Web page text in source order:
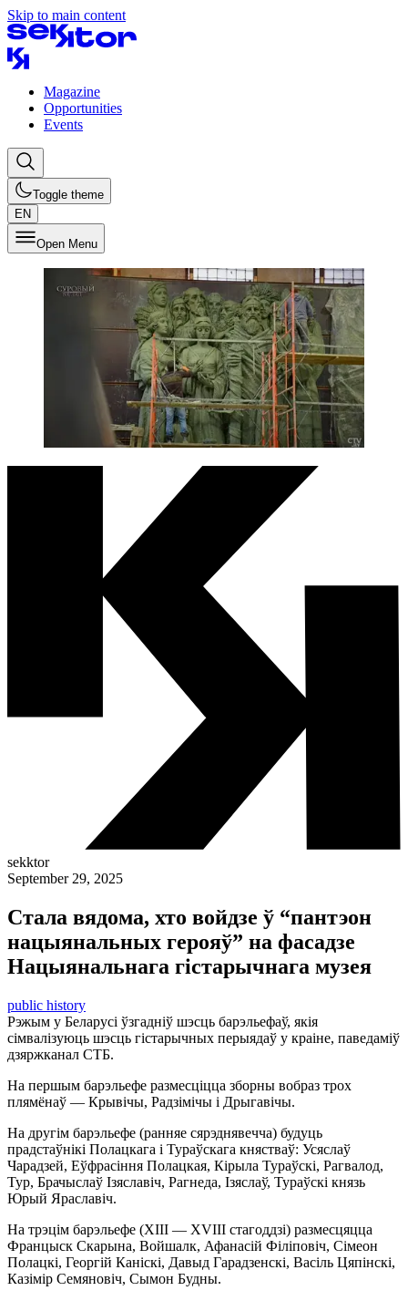
Skip to main content
Magazine
Opportunities
Events
Toggle theme
EN
Open Menu
sekktor
September 29, 2025
Стала вядома, хто войдзе ў “пантэон
нацыянальных герояў” на фасадзе
Нацыянальнага гістарычнага музея
public history
Рэжым у Беларусі ўзгадніў шэсць барэльефаў, якія
сімвалізуюць шэсць гістарычных перыядаў у краіне, паведаміў
дзяржканал СТБ.
На першым барэльефе размесціцца зборны вобраз трох
плямёнаў — Крывічы, Радзімічы і Дрыгавічы.
На другім барэльефе (ранняе сярэднявечча) будуць
прадстаўнікі Полацкага і Тураўскага княстваў: Усяслаў
Чарадзей, Еўфрасіння Полацкая, Кірыла Тураўскі, Рагвалод,
Тур, Брачыслаў Ізяславіч, Рагнеда, Ізяслаў, Тураўскі князь
Юрый Яраславіч.
На трэцім барэльефе (XIII — XVIII стагоддзі) размесцяцца
Францыск Скарына, Войшалк, Афанасій Філіповіч, Сімеон
Полацкі, Георгій Каніскі, Давыд Гарадзенскі, Васіль Цяпінскі,
Казімір Семяновіч, Сымон Будны.